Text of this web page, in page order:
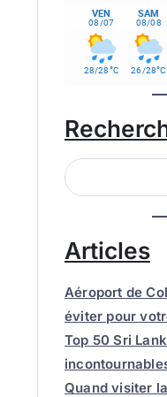
VEN
08/07
SAM
08/08
28/28°C 26/28°C
Articles
Aéroport de
éviter pour
Top 50 Sri
Quand visiter